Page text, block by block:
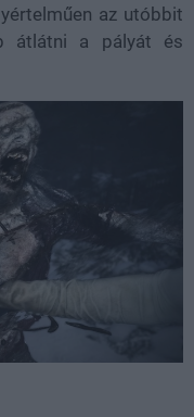
az utóbbit
átlátni a pályát és